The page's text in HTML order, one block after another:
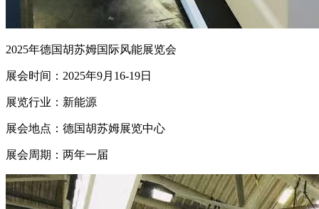
2025年德国胡苏姆国际风能展览会
展会时间：2025年9月16-19日
展览行业：新能源
展会地点：德国胡苏姆展览中心
展会周期：两年一届